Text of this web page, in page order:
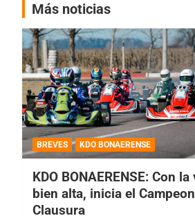
Más noticias
BREVES KDO BONAERENSE
KDO BONAERENSE: Con la
bien alta, inicia el
Clausura